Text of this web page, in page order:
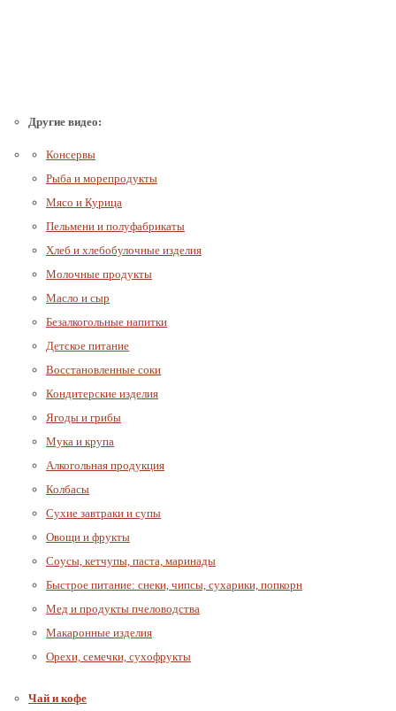
Другие видео:
Консервы
Рыба и морепродукты
Мясо и Курица
Пельмени и полуфабрикаты
Хлеб и хлебобулочные изделия
Молочные продукты
Масло и сыр
Безалкогольные напитки
Детское питание
Восстановленные соки
Кондитерские изделия
Ягоды и грибы
Мука и крупа
Алкогольная продукция
Колбасы
Сухие завтраки и супы
Овощи и фрукты
Соусы, кетчупы, паста, маринады
Быстрое питание: снеки, чипсы, сухарики, попкорн
Мед и продукты пчеловодства
Макаронные изделия
Орехи, семечки, сухофрукты
Чай и кофе